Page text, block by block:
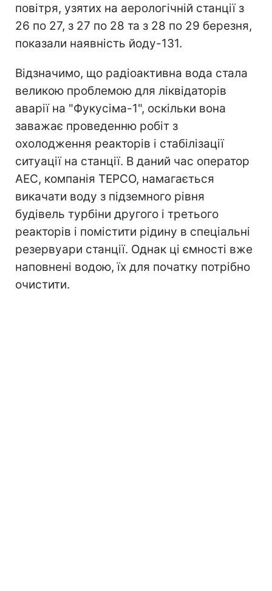
повітря, узятих на аерологічній станції з
26 по 27, з 27 по 28 та з 28 по 29 березня,
показали наявність йоду-131.
Відзначимо, що радіоактивна вода стала
великою проблемою для ліквідаторів
аварії на "Фукусіма-1", оскільки вона
заважає проведенню робіт з
охолодження реакторів і стабілізації
ситуації на станції. В даний час оператор
АЕС, компанія TEPCO, намагається
викачати воду з підземного рівня
будівель турбіни другого і третього
реакторів і помістити рідину в спеціальні
резервуари станції. Однак ці ємності вже
наповнені водою, їх для початку потрібно
очистити.